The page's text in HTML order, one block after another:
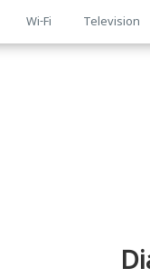
Wi-Fi Television